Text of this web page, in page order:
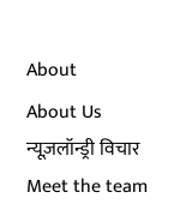
About
About Us
न्यूज़लॉन्ड्री विचार
Meet the team